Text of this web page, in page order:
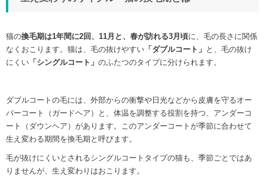
猫の換毛期は1年間に2回、11月と、春が訪れる3月頃に、毛の長さに関係
なくおこります。猫は、毛の抜けやすい 「ダブルコート」 と、毛の抜け
にくい 「シングルコート」 のふたつのタイプに分けられます。
ダブルコートの毛には、外部からの衝撃や日光などから皮膚を守るオー
バーコート（ガードヘア）と、体温を調整する役割を持つ、アンダーコ
ート（ダウンヘア）があります。このアンダーコートが季節に合わせて
生え変わる期間を換毛期と呼びます。
毛が抜けにくいとされるシングルコートタイプの猫も、季節ごとではあ
りませんが、生え変わりはおこります。